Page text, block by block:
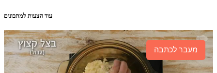
עוד הצעות למתכונים
מעבר לכתבה